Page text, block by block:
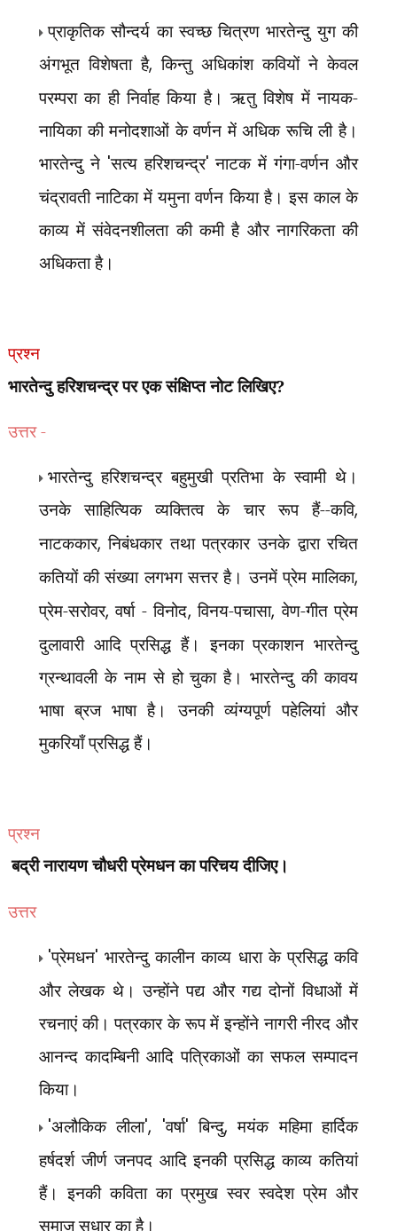
प्राकृतिक सौन्दर्य का स्वच्छ चित्रण भारतेन्दु युग की
अंगभूत विशेषता है,किन्तु अधिकांश कवियों ने केवल
परम्पराका ही निर्वाह किया है। ऋतु विशेष में नायक-
नायिका की मनोदशाओं के वर्णन में अधिक रूचि ली है।
भारतेन्दु ने 'सत्य हरिशचन्द्र'नाटक में गंगा-वर्णन और
चंद्रावती नाटिका में यमुना वर्णन किया है। इस काल के
काव्य में संवेदनशीलता की कमी है और नागरिकता की
अधिकता है।
प्रश्न
भारतेन्दु हरिशचन्द्र पर एक संक्षिप्त नोट लिखिए?
उत्तर -
भारतेन्दु हरिशचन्द्र बहुमुखी प्रतिभा के स्वामी थे।
उनके साहित्यिक व्यक्तित्व के चार रूप हैं--कवि,
नाटककार,निबंधकार तथा पत्रकार उनके द्वारा रचित
कतियों की संख्या लगभग सत्तर है। उनमें प्रेम मालिका,
प्रेम-सरोवर,वर्षा - विनोद,विनय-पचासा,वेण-गीत प्रेम
दुलावारी आदि प्रसिद्ध हैं। इनका प्रकाशन भारतेन्दु
ग्रन्थावली के नाम से हो चुका है। भारतेन्दु की कावय
भाषा ब्रज भाषा है। उनकी व्यंग्यपूर्ण पहेलियां और
मुकरियाँ प्रसिद्ध हैं।
प्रश्न
बद्री नारायण चौधरी प्रेमधन का परिचय दीजिए।
उत्तर
'प्रेमधन'भारतेन्दु कालीन काव्य धारा के प्रसिद्ध कवि
और लेखक थे। उन्होंने पद्य और गद्य दोनों विधाओं में
रचनाएं की। पत्रकार के रूप में इन्होंने नागरी नीरद और
आनन्द कादम्बिनी आदि पत्रिकाओं का सफल सम्पादन
किया।
'अलौकिक लीला', 'वर्षा'बिन्दु,मयंक महिमा हार्दिक
हर्षदर्श जीर्ण जनपद आदि इनकी प्रसिद्ध काव्य कतियां
हैं। इनकी कविता का प्रमुख स्वर स्वदेश प्रेम और
समाज सुधार का है।